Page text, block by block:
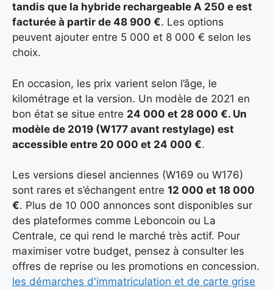
tandis que la hybride rechargeable A 250 e est
facturée à partir de 48 900 €. Les options
peuvent ajouter entre 5 000 et 8 000 € selon les
choix.
En occasion, les prix varient selon l’âge, le
kilométrage et la version. Un modèle de 2021 en
bon état se situe entre 24 000 et 28 000 €. Un
modèle de 2019 (W177 avant restylage) est
accessible entre 20 000 et 24 000 €.
Les versions diesel anciennes (W169 ou W176)
sont rares et s’échangent entre 12 000 et 18 000
€. Plus de 10 000 annonces sont disponibles sur
des plateformes comme Leboncoin ou La
Centrale, ce qui rend le marché très actif. Pour
maximiser votre budget, pensez à consulter les
offres de reprise ou les promotions en concession.
les démarches d'immatriculation et de carte grise